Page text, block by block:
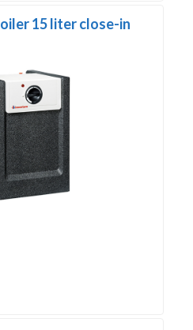
15 liter close-in